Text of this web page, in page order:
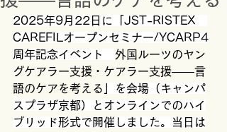
2025年9月22日に「JST-RISTEX
CAREFILオープンセミナー/YCARP4
周年記念イベント 外国ルーツのヤン
グケアラー支援・ケアラー支援――言
語のケアを考える
」を会場（キャンパ
スプラザ京都）とオンラインでのハイ
ブリッド形式で開催しました。当日は